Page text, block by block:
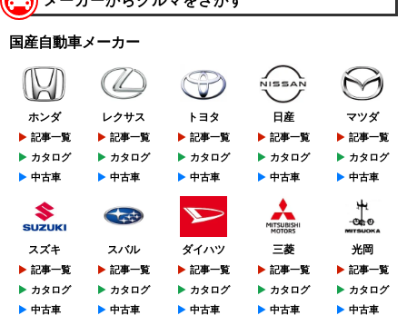
国産自動車メーカー
ホンダ
記事一覧
カタログ
中古車
レクサス
記事一覧
カタログ
中古車
トヨタ
記事一覧
カタログ
中古車
日産
記事一覧
カタログ
中古車
マツダ
記事一覧
カタログ
中古車
スズキ
記事一覧
カタログ
中古車
スバル
記事一覧
カタログ
中古車
ダイハツ
記事一覧
カタログ
中古車
三菱
記事一覧
カタログ
中古車
光岡
記事一覧
カタログ
中古車